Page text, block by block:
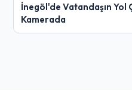
İnegöl'de Vatandaşın Yol
Kamerada